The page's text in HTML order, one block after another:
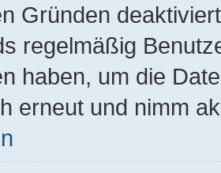
Gründen
regelmäßig
haben, um die
erneut und nimm